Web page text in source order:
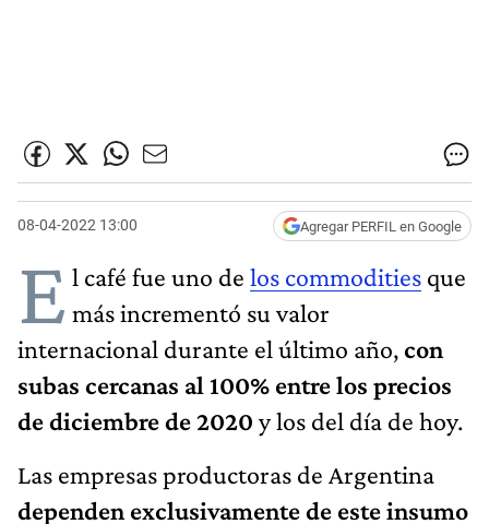
08-04-2022 13:00 Agregar PERFIL en Google
E l café fue uno de los commodities que
más incrementó su valor
internacional durante el último año,con
subas cercanas al 100% entre los precios
de diciembre de 2020 y los del día de hoy.
Las empresas productoras de Argentina
dependen exclusivamente de este insumo